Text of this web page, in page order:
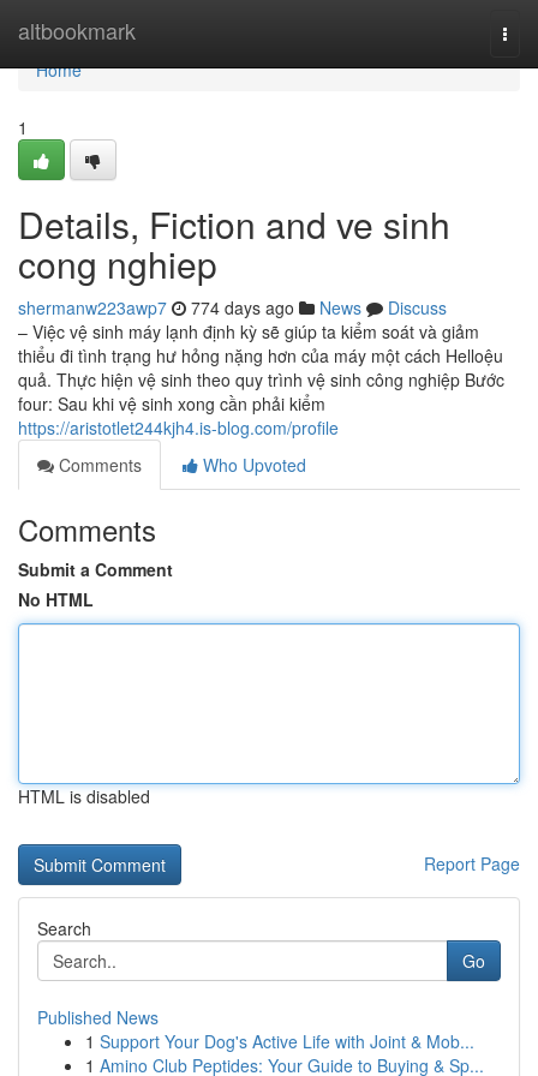
altbookmark
Home
Home
1
Details, Fiction and ve sinh
cong nghiep
shermanw223awp7 774 days ago News
Discuss
– Việc vệ sinh máy lạnh định kỳ sẽ giúp ta kiểm soát và giảm
thiểu đi tình trạng hư hỏng nặng hơn của máy một cách Helloệu
quả. Thực hiện vệ sinh theo quy trình vệ sinh công nghiệp Bước
four: Sau khi vệ sinh xong cần phải kiểm
https://aristotlet244kjh4.is-blog.com/profile
Comments
Who Upvoted
Comments
Submit a Comment
No HTML
HTML is disabled
Report Page
Search
Go
Published News
1 Support Your Dog's Active Life with Joint & Mob...
1 Amino Club Peptides: Your Guide to Buying & Sp...